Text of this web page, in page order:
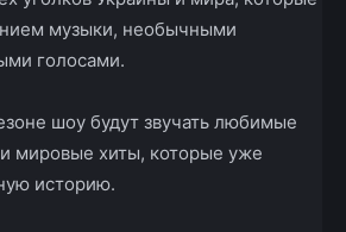
музыки, необычными
голосами.
шоу будут звучать любимые
мировые хиты, которые уже
историю.